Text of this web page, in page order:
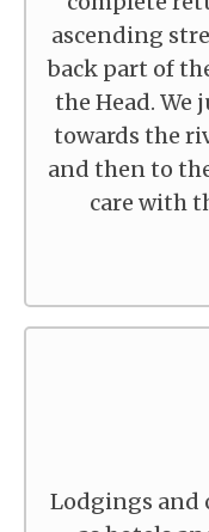
ascending
back part of
the Head. We
towards the
and then to
care with
Lodgings and